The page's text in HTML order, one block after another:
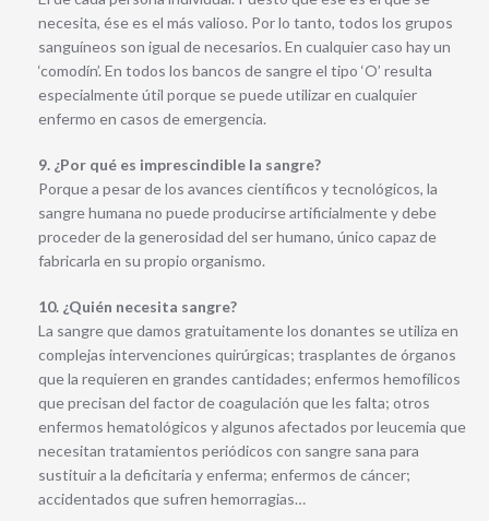
necesita, ése es el más valioso. Por lo tanto, todos los grupos
sanguíneos son igual de necesarios. En cualquier caso hay un
‘comodín’. En todos los bancos de sangre el tipo ‘O’ resulta
especialmente útil porque se puede utilizar en cualquier
enfermo en casos de emergencia.
9. ¿Por qué es imprescindible la sangre?
Porque a pesar de los avances científicos y tecnológicos, la
sangre humana no puede producirse artificialmente y debe
proceder de la generosidad del ser humano, único capaz de
fabricarla en su propio organismo.
10. ¿Quién necesita sangre?
La sangre que damos gratuitamente los donantes se utiliza en
complejas intervenciones quirúrgicas; trasplantes de órganos
que la requieren en grandes cantidades; enfermos hemofílicos
que precisan del factor de coagulación que les falta; otros
enfermos hematológicos y algunos afectados por leucemia que
necesitan tratamientos periódicos con sangre sana para
sustituir a la deficitaria y enferma; enfermos de cáncer;
accidentados que sufren hemorragias…